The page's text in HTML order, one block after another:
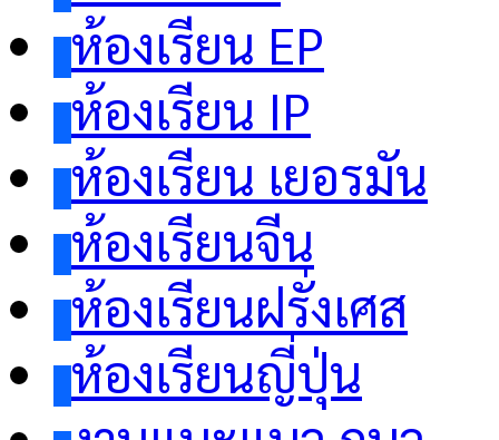
ห้องเรียน EP
ห้องเรียน IP
ห้องเรียน เยอรมัน
ห้องเรียนจีน
ห้องเรียนฝรั่งเศส
ห้องเรียนญี่ปุ่น